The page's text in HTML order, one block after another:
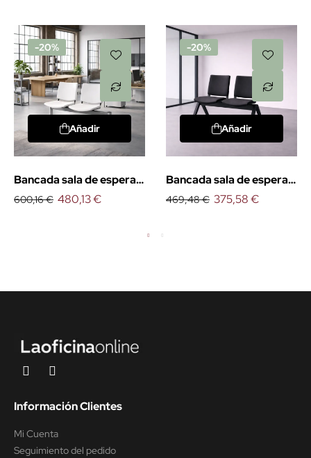
-20%
Añadir
Bancada sala de espera
Atenea
600,16 € 480,13 €
-20%
Añadir
Bancada sala de espera
Atenea design
469,48 € 375,58 €
Información Clientes
Mi Cuenta
Seguimiento del pedido